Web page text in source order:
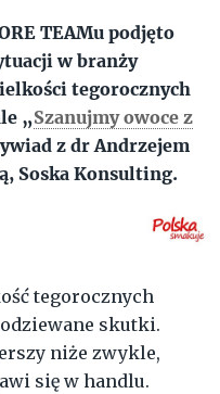
TEAMu podjęto
w branży
tegorocznych
„Szanujmy owoce z
z dr Andrzejem
Soska Konsulting.
tegorocznych
skutki.
niże zwykle,
się w handlu.